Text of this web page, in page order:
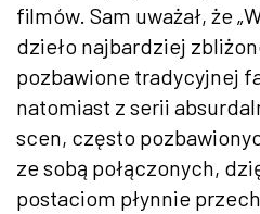
filmów. Sam uważał, że
dzieło najbardziej
pozbawione tradycyjnej
natomiast z serii
scen, często
ze sobą połączonych,
postaciom płynnie